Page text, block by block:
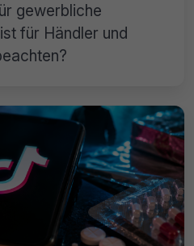
gewerbliche
für Händler und